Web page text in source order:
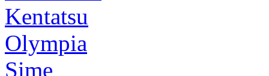
Kentatsu
Olympia
Sime